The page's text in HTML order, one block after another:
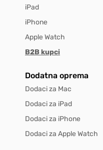
iPad
iPhone
Apple Watch
B2B kupci
Dodatna oprema
Dodaci za Mac
Dodaci za iPad
Dodaci za iPhone
Dodaci za Apple Watch